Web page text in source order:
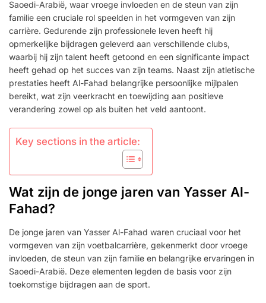
JAREN,
CLUBBIJDRAGEN,
PERSOONLIJKE
MIJLPALEN
Saoedi-Arabië, waar vroege invloeden en de steun van zijn
familie een cruciale rol speelden in het vormgeven van zijn
carrière. Gedurende zijn professionele leven heeft hij
opmerkelijke bijdragen geleverd aan verschillende clubs,
waarbij hij zijn talent heeft getoond en een significante impact
heeft gehad op het succes van zijn teams. Naast zijn atletische
prestaties heeft Al-Fahad belangrijke persoonlijke mijlpalen
bereikt, wat zijn veerkracht en toewijding aan positieve
verandering zowel op als buiten het veld aantoont.
Key sections in the article:
Wat zijn de jonge jaren van Yasser Al-
Fahad?
De jonge jaren van Yasser Al-Fahad waren cruciaal voor het
vormgeven van zijn voetbalcarrière, gekenmerkt door vroege
invloeden, de steun van zijn familie en belangrijke ervaringen in
Saoedi-Arabië. Deze elementen legden de basis voor zijn
toekomstige bijdragen aan de sport.